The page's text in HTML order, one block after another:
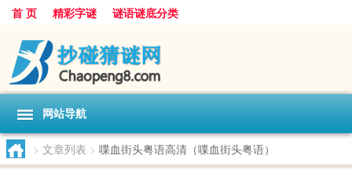
首 页 精彩字谜 谜语谜底分类
网站导航
> 文章列表 > 喋血街头粤语高清（喋血街头粤语）